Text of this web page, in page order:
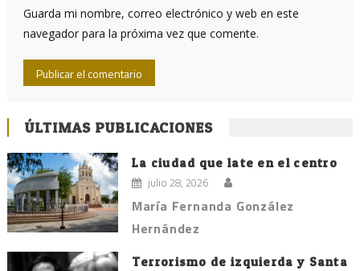
Guarda mi nombre, correo electrónico y web en este
navegador para la próxima vez que comente.
ÚLTIMAS PUBLICACIONES
La ciudad que late en el centro
julio 28, 2026
María Fernanda González
Hernández
Terrorismo de izquierda y Santa